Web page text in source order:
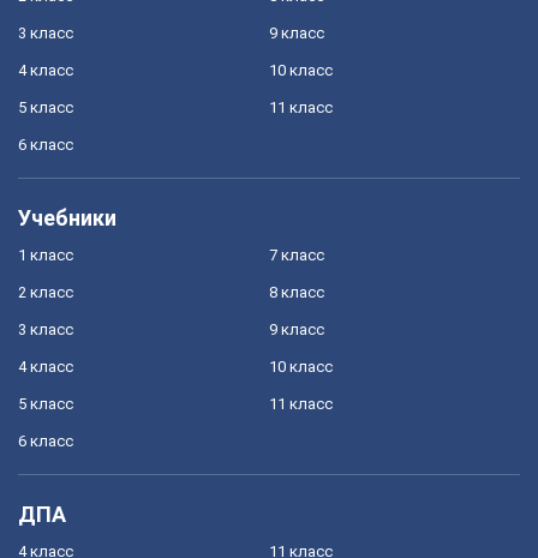
3 класс
4 класс
5 класс
6 класс
9 класс
10 класс
11 класс
Учебники
1 класс
2 класс
3 класс
4 класс
5 класс
6 класс
7 класс
8 класс
9 класс
10 класс
11 класс
ДПА
4 класс 11 класс